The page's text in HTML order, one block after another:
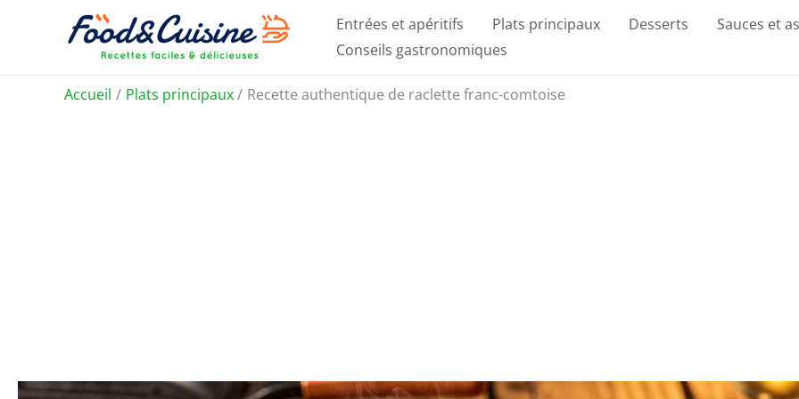
Entrées et apéritifs Plats principaux Desserts Sauces et
Conseils gastronomiques
Accueil Plats principaux Recette authentique de raclette franc-comtoise